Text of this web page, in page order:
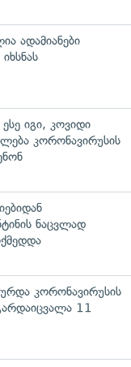
ადამიანები
იგი, კოვიდი
კორონავირუსის
ნაცვლად
კორონავირუსის
11